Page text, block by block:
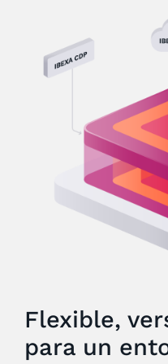
Flexible,
para un